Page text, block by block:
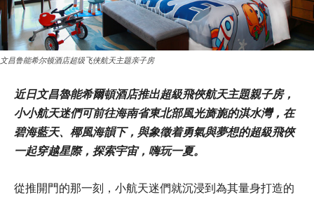
文昌鲁能希尔顿酒店超级飞侠航天主题亲子房
近日文昌魯能希爾頓酒店推出超級飛俠航天主題親子房，
小小航天迷們可前往海南省東北部風光旖旎的淇水灣，在
碧海藍天、椰風海韻下，與象徵着勇氣與夢想的超級飛俠
一起穿越星際，探索宇宙，嗨玩一夏。
從推開門的那一刻，小航天迷們就沉浸到為其量身打造的